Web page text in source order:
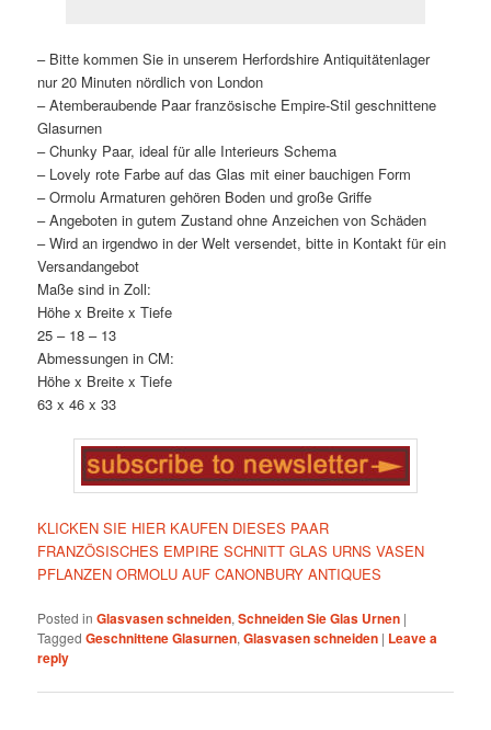
– Bitte kommen Sie in unserem Herfordshire Antiquitätenlager
nur 20 Minuten nördlich von London
– Atemberaubende Paar französische Empire-Stil geschnittene
Glasurnen
– Chunky Paar, ideal für alle Interieurs Schema
– Lovely rote Farbe auf das Glas mit einer bauchigen Form
– Ormolu Armaturen gehören Boden und große Griffe
– Angeboten in gutem Zustand ohne Anzeichen von Schäden
– Wird an irgendwo in der Welt versendet, bitte in Kontakt für ein
Versandangebot
Maße sind in Zoll:
Höhe x Breite x Tiefe
25 – 18 – 13
Abmessungen in CM:
Höhe x Breite x Tiefe
63 x 46 x 33
KLICKEN SIE HIER KAUFEN DIESES PAAR
FRANZÖSISCHES EMPIRE SCHNITT GLAS URNS VASEN
PFLANZEN ORMOLU AUF CANONBURY ANTIQUES
Posted in Glasvasen schneiden,Schneiden Sie Glas Urnen |
Tagged Geschnittene Glasurnen,Glasvasen schneiden | Leave a
reply